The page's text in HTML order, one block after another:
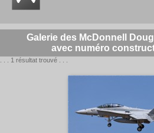
Galerie des McDonnell
avec numéro
. . . 1 résultat trouvé . . .